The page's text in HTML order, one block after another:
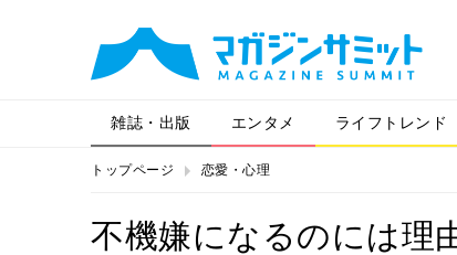
雑誌・出版 エンタメ ライフトレンド
トップページ 恋愛・心理
不機嫌になるのには理